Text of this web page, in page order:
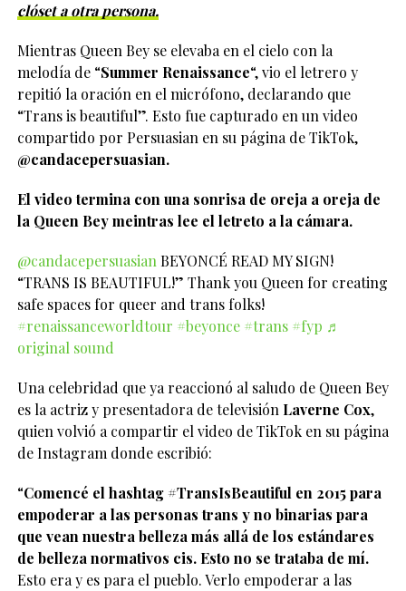
clóset a otra persona.
Mientras Queen Bey se elevaba en el cielo con la
melodía de “Summer Renaissance“, vio el letrero y
repitió la oración en el micrófono, declarando que
“Trans is beautiful”. Esto fue capturado en un video
compartido por Persuasian en su página de TikTok,
@candacepersuasian.
El video termina con una sonrisa de oreja a oreja de
la Queen Bey meintras lee el letreto a la cámara.
@candacepersuasianBEYONCÉ READ MY SIGN!
“TRANS IS BEAUTIFUL!” Thank you Queen for creating
safe spaces for queer and trans folks!
#renaissanceworldtour #beyonce #trans #fyp ♬
original sound
Una celebridad que ya reaccionó al saludo de Queen Bey
es la actriz y presentadora de televisiónLaverne Cox,
quien volvió a compartir el video de TikTok en su página
de Instagram donde escribió:
“Comencé el hashtag #TransIsBeautiful en 2015 para
empoderar a las personas trans y no binarias para
que vean nuestra belleza más allá de los estándares
de belleza normativos cis. Esto no se trataba de mí.
Esto era y es para el pueblo. Verlo empoderar a las